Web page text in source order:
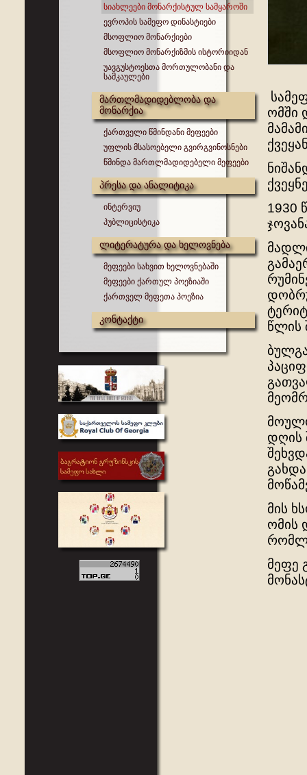
სიახლეები მონარქისტულ სამყაროში
ევროპის სამეფო დინასტიები
მსოფლიო მონარქიები
მსოფლიო მონარქიზმის ისტორიიდან
უავგუსტოესთა მორთულობანი და
სამკაულები
მართლმადიდებლობა და
მონარქია
ქართველი წმინდანი მეფეები
უფლის მსასოებელი გვირგვინოსნები
წმინდა მართლმადიდებელი მეფეები
პრესა და ანალიტიკა
ინტერვიუ
პუბლიცისტიკა
ლიტერატურა და ხელოვნება
მეფეები სახვით ხელოვნებაში
მეფეები ქართულ პოეზიაში
ქართველ მეფეთა პოეზია
კონტაქტი
ომში
1930
წლის
დღის
მის
ომის
მეფე